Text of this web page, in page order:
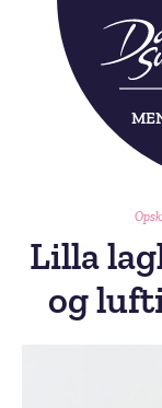
Lilla
og